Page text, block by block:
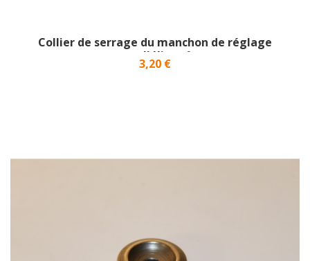
Collier de serrage du manchon de réglage
parallélisme}
Prix
3,20 €